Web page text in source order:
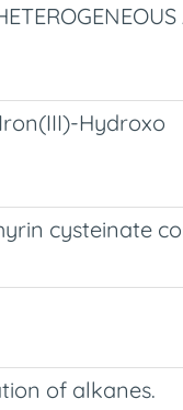
Hydroxo
cysteinate
of alkanes.